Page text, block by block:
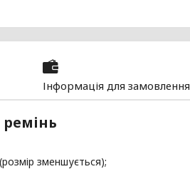
Інформація для замовлення
зменшується);